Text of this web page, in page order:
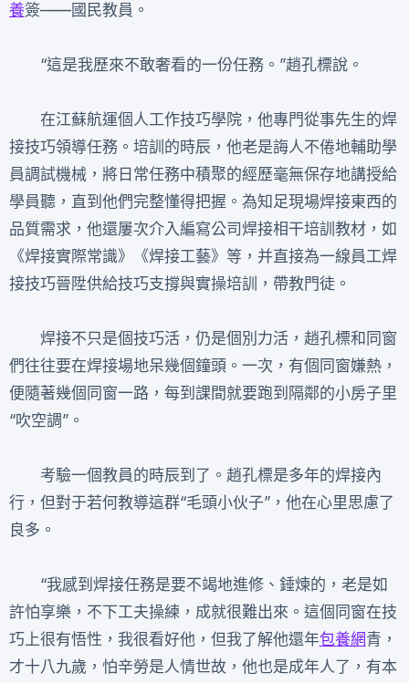
養簽——國民教員。
“這是我歷來不敢奢看的一份任務。”趙孔標說。
在江蘇航運個人工作技巧學院，他專門從事先生的焊
接技巧領導任務。培訓的時辰，他老是誨人不倦地輔助學
員調試機械，將日常任務中積聚的經歷毫無保存地講授給
學員聽，直到他們完整懂得把握。為知足現場焊接東西的
品質需求，他還屢次介入編寫公司焊接相干培訓教材，如
《焊接實際常識》《焊接工藝》等，并直接為一線員工焊
接技巧晉陞供給技巧支撐與實操培訓，帶教門徒。
焊接不只是個技巧活，仍是個別力活，趙孔標和同窗
們往往要在焊接場地呆幾個鐘頭。一次，有個同窗嫌熱，
便隨著幾個同窗一路，每到課間就要跑到隔鄰的小房子里
“吹空調”。
考驗一個教員的時辰到了。趙孔標是多年的焊接內
行，但對于若何教導這群“毛頭小伙子”，他在心里思慮了
良多。
“我感到焊接任務是要不竭地進修、錘煉的，老是如
許怕享樂，不下工夫操練，成就很難出來。這個同窗在技
巧上很有悟性，我很看好他，但我了解他還年包養網青，
才十八九歲，怕辛勞是人情世故，他也是成年人了，有本